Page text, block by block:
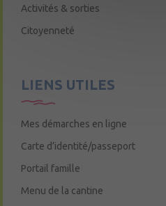
Activités & sorties
Citoyenneté
LIENS UTILES
Mes démarches en ligne
Carte d’identité/passeport
Portail famille
Menu de la cantine